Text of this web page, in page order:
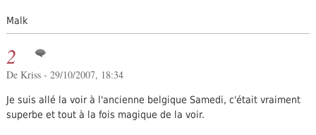
Malk
2
De Kriss - 29/10/2007, 18:34
Je suis allé la voir à l'ancienne belgique Samedi, c'était vraiment
superbe et tout à la fois magique de la voir.